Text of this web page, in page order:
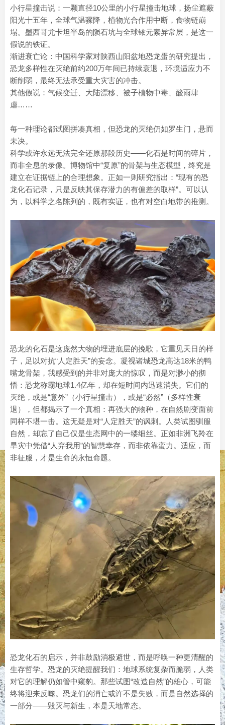
小行星撞击说：一颗直径10公里的小行星撞击地球，扬尘遮蔽
阳光十五年，全球气温骤降，植物光合作用中断，食物链崩
塌。墨西哥尤卡坦半岛的陨石坑与全球铱元素异常层，是这一
假说的铁证。
渐进衰亡论：中国科学家对陕西山阳盆地恐龙蛋的研究提出，
恐龙多样性在灭绝前约200万年间已持续衰退，环境适应力不
断削弱，最终无法承受重大灾害的冲击。
其他假说：气候变迁、大陆漂移、被子植物中毒、酸雨肆
虐……
每一种理论都试图拼凑真相，但恐龙的灭绝仍如罗生门，悬而
未决。
科学或许永远无法完全还原那段历史——化石是时间的碎片，
而非全息的录像。博物馆中“复原”的骨架与生态模型，终究是
建立在证据链上的合理想象。正如一则研究指出：“现有的恐
龙化石记录，只是反映其保存潜力的有偏差的取样”。可以认
为，以科学之名陈列的，既有实证，也有对空白地带的推测。
恐龙的化石是这庞然大物的埋进底层的挽歌，它重见天日的样
子，足以对抗“人定胜天”的妄念。凝视诸城恐龙高达18米的鸭
嘴龙骨架，我感受到的并非对庞大的惊叹，而是对渺小的彻
悟：恐龙称霸地球1.4亿年，却在短时间内迅速消失。它们的
灭绝，或是“意外”（小行星撞击），或是“必然”（多样性衰
退），但都揭示了一个真相：再强大的物种，在自然剧变面前
同样不堪一击。这无疑是对“人定胜天”的讽刺。人类试图驯服
自然，却忘了自己仅是生态网中的一缕细丝。正如非洲飞羚在
旱灾中凭借“人弃我用”的智慧幸存，而非依靠蛮力。适应，而
非征服，才是生命的永恒命题。
恐龙化石的启示，并非鼓励消极避世，而是呼唤一种更清醒的
生存哲学。恐龙的灭绝提醒我们：地球系统复杂而脆弱，人类
对它的理解仍如管中窥豹。那些试图“改造自然”的雄心，可能
终将迎来反噬。恐龙们的消亡或许不是失败，而是自然选择的
一部分——毁灭与新生，本是天地常态。